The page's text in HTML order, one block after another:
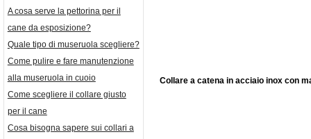
A cosa serve la pettorina per il
cane da esposizione?
Quale tipo di museruola scegliere?
Come pulire e fare manutenzione
alla museruola in cuoio
Come scegliere il collare giusto
per il cane
Cosa bisogna sapere sui collari a
Collare a catena in acciaio inox con